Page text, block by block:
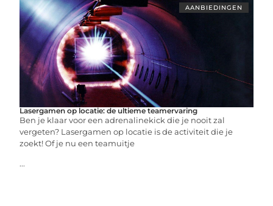
AANBIEDINGEN
Lasergamen op locatie: de ultieme teamervaring
Ben je klaar voor een adrenalinekick die je nooit zal
vergeten? Lasergamen op locatie is de activiteit die je
zoekt! Of je nu een teamuitje
...